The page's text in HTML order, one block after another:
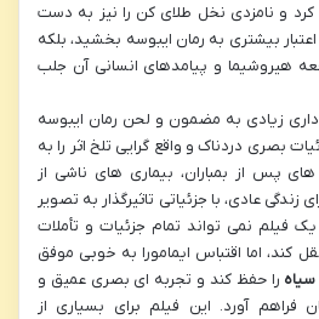
از آن خود کرد و نامزدی نخل طلای کن را نیز به دست
بیشتری به رمان ایبوسه بخشید، بلکه
هیروشیما و پیامدهای انسانی آن جلب
زیادی به مضمون و لحن رمان ایبوسه
بصری دردناک و واقع گرایی تلخ اثر را به
پس از بمباران، بیماری های ناشی از
عادی، با جزئیاتی تاثیرگذار به تصویر
فیلم نمی تواند تمام جزئیات و تأملات
کند، اما اقتباس ایمامورا به خوبی موفق
سیاه را حفظ کند و تجربه ای بصری عمیق و
فراهم آورد. این فیلم برای بسیاری از